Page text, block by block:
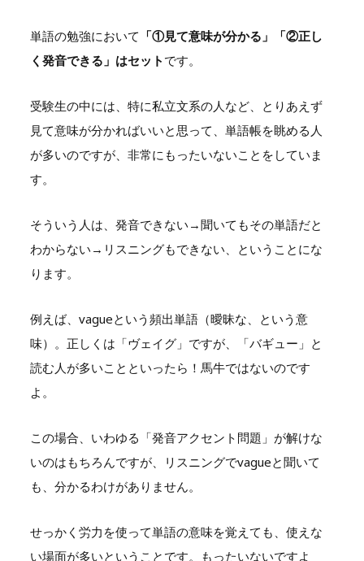
単語の勉強において 「①見て意味が分かる」「②正し
く発音できる」はセット です。
受験生の中には、特に私立文系の人など、とりあえず
見て意味が分かればいいと思って、単語帳を眺める人
が多いのですが、非常にもったいないことをしていま
す。
そういう人は、発音できない→聞いてもその単語だと
わからない→リスニングもできない、ということにな
ります。
例えば、vagueという頻出単語（曖昧な、という意
味）。正しくは「ヴェイグ」ですが、「バギュー」と
読む人が多いことといったら！馬牛ではないのです
よ。
この場合、いわゆる「発音アクセント問題」が解けな
いのはもちろんですが、リスニングでvagueと聞いて
も、分かるわけがありません。
せっかく労力を使って単語の意味を覚えても、使えな
い場面が多いということです。もったいないですよ